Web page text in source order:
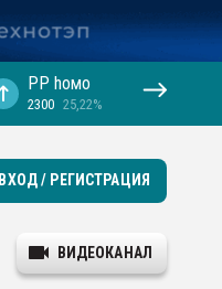
PP hомо
2300 25,22%
ВХОД / РЕГИСТРАЦИЯ
ВИДЕОКАНАЛ